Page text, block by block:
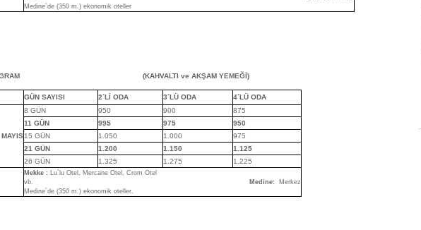
Medine´de (350 m.) ekonomik oteller
(KAHVALTI ve AKŞAM YEMEĞİ)
GÜN SAYISI 2´Lİ ODA 3´LÜ ODA 4´LÜ ODA
MAYIS
8 GÜN 950 900
875
11 GÜN
995 975
950
15 GÜN
1.050 1.000
975
21 GÜN
1.200 1.150
1.125
26 GÜN
1.325 1.275 1.225
Mekke : Lu´lu Otel, Mercane Otel, Crom Otel
vb.
Medine:
Merkez
Medine´de (350 m.) ekonomik oteller.